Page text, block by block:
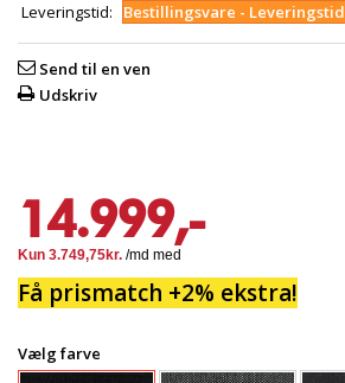
Leveringstid:
Bestillingsvare -
Send til en ven
Udskriv
14.999,-
Få prismatch +2% ekstra!
Vælg farve